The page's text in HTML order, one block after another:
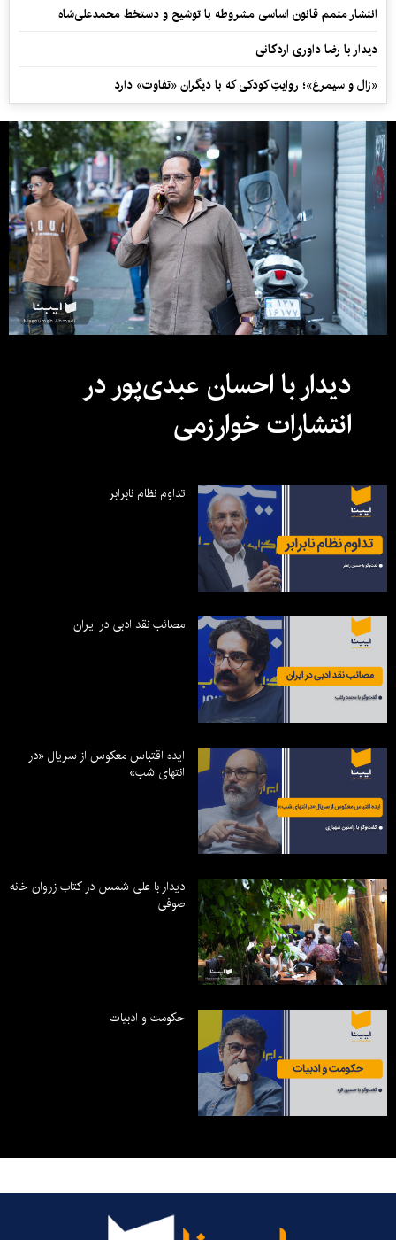
انتشار متمم قانون اساسی مشروطه با توشیح و دستخط محمدعلی‌شاه
دیدار با رضا داوری اردکانی
«زال و سیمرغ»؛ روایتِ کودکی که با دیگران «تفاوت» دارد
دیدار با احسان عبدی‌پور در
انتشارات خوارزمی
تداوم نظام نابرابر
مصائب نقد ادبی در ایران
ایده اقتباس معکوس از سریال «در
انتهای شب»
دیدار با علی شمس در کتاب زروان خانه
صوفی
حکومت و ادبیات